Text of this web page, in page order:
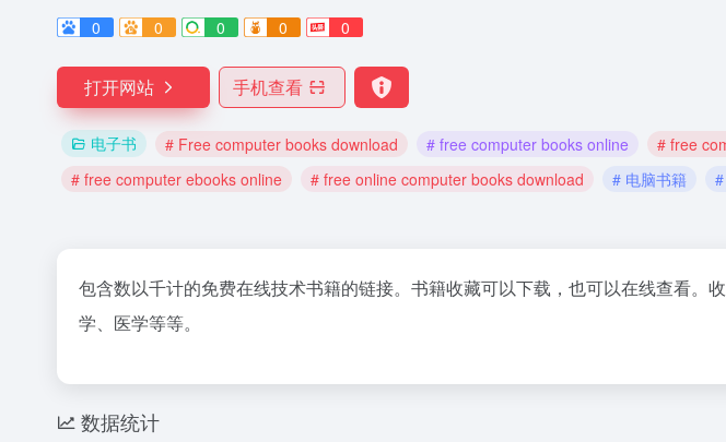
0
0 0 0 0
打开网站 手机查看
电子书 # Free computer books download # free computer books online
# free
# free computer ebooks online
# free online computer books download # 电脑书籍
包含数以千计的免费在线技术书籍的链接。书籍收藏可以下载，也可以在线查看。
学、医学等等。
数据统计